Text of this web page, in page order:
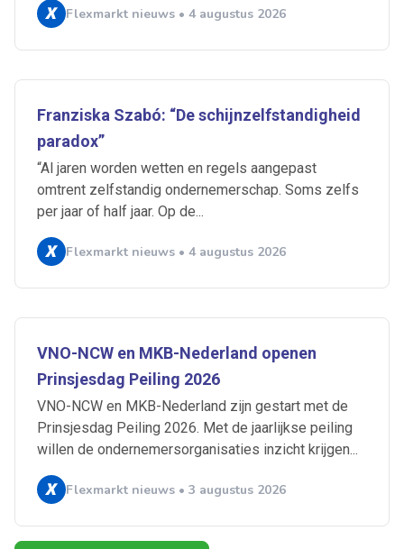
Flexmarkt nieuws • 4 augustus 2026
Franziska Szabó: “De schijnzelfstandigheid
paradox”
“Al jaren worden wetten en regels aangepast
omtrent zelfstandig ondernemerschap. Soms zelfs
per jaar of half jaar. Op de...
Flexmarkt nieuws • 4 augustus 2026
VNO-NCW en MKB-Nederland openen
Prinsjesdag Peiling 2026
VNO-NCW en MKB-Nederland zijn gestart met de
Prinsjesdag Peiling 2026. Met de jaarlijkse peiling
willen de ondernemersorganisaties inzicht krijgen...
Flexmarkt nieuws • 3 augustus 2026
Ontvang vacatures direct in
Alerts ontvangen
Artikelen zoeken
Alles
Doorzaam
Flexnieuws
Normering Arbeid
ZiPconomy